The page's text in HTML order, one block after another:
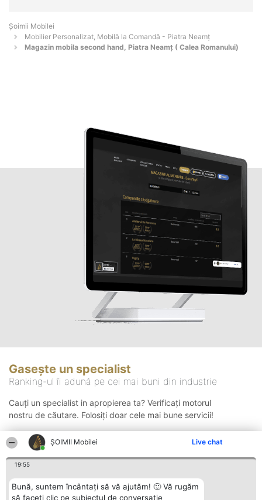
ȘOIMII Mobilei Live chat
19:55
Bună, suntem încântați să vă ajutăm! 🙂 Vă rugăm
să faceți clic pe subiectul de conversație
Șoimii Mobilei
Mobilier Personalizat, Mobilă la Comandă - Piatra Neamţ
Magazin mobila second hand, Piatra Neamț ( Calea Romanului)
Gasește un specialist
Ranking-ul îi adună pe cei mai buni din industrie
Cauți un specialist in apropierea ta? Verificați motorul
nostru de căutare. Folosiți doar cele mai bune servicii!